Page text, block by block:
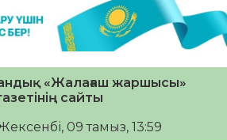
«Жалағаш жаршысы»
сайты
09 тамыз, 13:59